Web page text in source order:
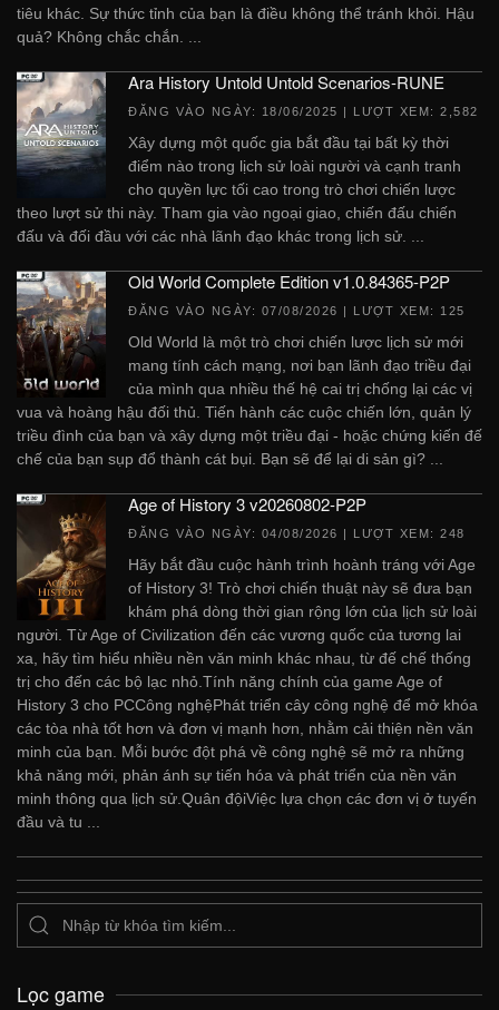
tiêu khác. Sự thức tỉnh của bạn là điều không thể tránh khỏi. Hậu
quả? Không chắc chắn. ...
Ara History Untold Untold Scenarios-RUNE
ĐĂNG VÀO NGÀY: 18/06/2025 | LƯỢT XEM: 2,582
Xây dựng một quốc gia bắt đầu tại bất kỳ thời
điểm nào trong lịch sử loài người và cạnh tranh
cho quyền lực tối cao trong trò chơi chiến lược
theo lượt sử thi này. Tham gia vào ngoại giao, chiến đấu chiến
đấu và đối đầu với các nhà lãnh đạo khác trong lịch sử. ...
Old World Complete Edition v1.0.84365-P2P
ĐĂNG VÀO NGÀY: 07/08/2026 | LƯỢT XEM: 125
Old World là một trò chơi chiến lược lịch sử mới
mang tính cách mạng, nơi bạn lãnh đạo triều đại
của mình qua nhiều thế hệ cai trị chống lại các vị
vua và hoàng hậu đối thủ. Tiến hành các cuộc chiến lớn, quản lý
triều đình của bạn và xây dựng một triều đại - hoặc chứng kiến ​​đế
chế của bạn sụp đổ thành cát bụi. Bạn sẽ để lại di sản gì? ...
Age of History 3 v20260802-P2P
ĐĂNG VÀO NGÀY: 04/08/2026 | LƯỢT XEM: 248
Hãy bắt đầu cuộc hành trình hoành tráng với Age
of History 3! Trò chơi chiến thuật này sẽ đưa bạn
khám phá dòng thời gian rộng lớn của lịch sử loài
người. Từ Age of Civilization đến các vương quốc của tương lai
xa, hãy tìm hiểu nhiều nền văn minh khác nhau, từ đế chế thống
trị cho đến các bộ lạc nhỏ.Tính năng chính của game Age of
History 3 cho PCCông nghệPhát triển cây công nghệ để mở khóa
các tòa nhà tốt hơn và đơn vị mạnh hơn, nhằm cải thiện nền văn
minh của bạn. Mỗi bước đột phá về công nghệ sẽ mở ra những
khả năng mới, phản ánh sự tiến hóa và phát triển của nền văn
minh thông qua lịch sử.Quân độiViệc lựa chọn các đơn vị ở tuyến
đầu và tu ...
Lọc game